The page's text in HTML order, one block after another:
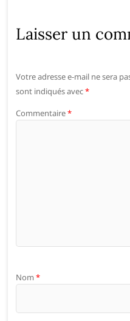
Laisser un
Votre adresse e-mail ne sera
sont indiqués avec*
Commentaire*
Nom*